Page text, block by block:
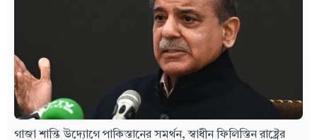
গাজা শান্তি উদ্যোগে পাকিস্তানের সমর্থন, স্বাধীন ফিলিস্তিন রাষ্ট্রের